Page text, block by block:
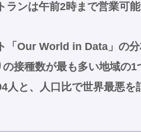
ランは午前2時まで営業可能
「Our World in Data」の
接種数が最も多い地域の1
人と、人口比で世界最悪を